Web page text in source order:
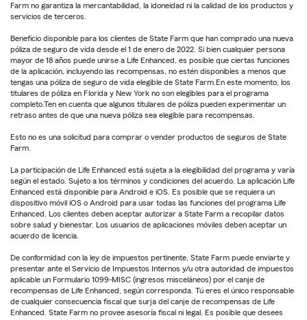
Farm no garantiza la mercantabilidad, la idoneidad ni la calidad de los productos y
servicios de terceros.
Beneficio disponible para los clientes de State Farm que han comprado una nueva
póliza de seguro de vida desde el 1 de enero de 2022. Si bien cualquier persona
mayor de 18 años puede unirse a Life Enhanced, es posible que ciertas funciones
de la aplicación, incluyendo las recompensas, no estén disponibles a menos que
tengas una póliza de seguro de vida elegible de State Farm.En este momento, los
titulares de póliza en Florida y New York no son elegibles para el programa
completo.Ten en cuenta que algunos titulares de póliza pueden experimentar un
retraso antes de que una nueva póliza sea elegible para recompensas.
Esto no es una solicitud para comprar o vender productos de seguros de State
Farm.
La participación de Life Enhanced está sujeta a la elegibilidad del programa y varía
según el estado. Sujeto a los términos y condiciones del acuerdo. La aplicación Life
Enhanced está disponible para Android e iOS. Es posible que se requiera un
dispositivo móvil iOS o Android para usar todas las funciones del programa Life
Enhanced. Los clientes deben aceptar autorizar a State Farm a recopilar datos
sobre salud y bienestar. Los usuarios de aplicaciones móviles deben aceptar un
acuerdo de licencia.
De conformidad con la ley de impuestos pertinente, State Farm puede enviarte y
presentar ante el Servicio de Impuestos Internos y/u otra autoridad de impuestos
aplicable un Formulario 1099-MISC (ingresos misceláneos) por el canje de
recompensas de Life Enhanced, según corresponda. Tú eres el único responsable
de cualquier consecuencia fiscal que surja del canje de recompensas de Life
Enhanced. State Farm no provee asesoría fiscal ni legal. Es posible que desees